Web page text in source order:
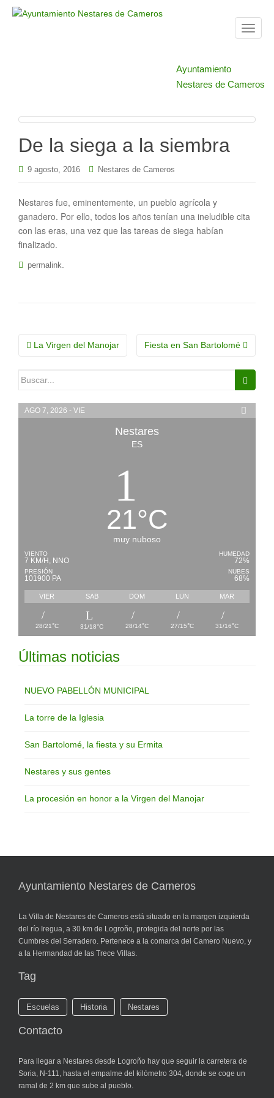
T
l
Ayuntamiento
Nestares de Cameros
De la siega a la siembra
9 agosto, 2016 Nestares de Cameros
Nestares fue, eminentemente, un pueblo agrícola y
ganadero. Por ello, todos los años tenían una ineludible cita
con las eras, una vez que las tareas de siega habían
finalizado.
permalink
Navegación
la
entrada
La Virgen del Manojar Fiesta en San Bartolomé
Buscar:
AGO 7, 2026 - VIE
Nestares
ES
21°C
muy nuboso
VIENTO
7 KM/H, NNO
PRESIÓN
101900 PA
HUMEDAD
72%
NUBES
68%
VIER SAB DOM LUN MAR
28/21°C 31/18°C 28/14°C 27/15°C 31/16°C
Últimas noticias
NUEVO PABELLÓN MUNICIPAL
La torre de la Iglesia
San Bartolomé, la fiesta y su Ermita
Nestares y sus gentes
La procesión en honor a la Virgen del Manojar
Ayuntamiento Nestares de Cameros
La Villa de Nestares de Cameros está situado en la margen izquierda
del río Iregua, a 30 km de Logroño, protegida del norte por las
Cumbres del Serradero. Pertenece a la comarca del Camero Nuevo, y
a la Hermandad de las Trece Villas.
Tag
Escuelas Historia Nestares
Contacto
Para llegar a Nestares desde Logroño hay que seguir la carretera de
Soria, N-111, hasta el empalme del kilómetro 304, donde se coge un
ramal de 2 km que sube al pueblo.